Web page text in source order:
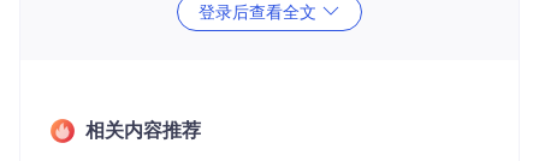
：建议至少8GB内存（4GB为最低要求）和10GB
登录后查看全文
相关内容推荐